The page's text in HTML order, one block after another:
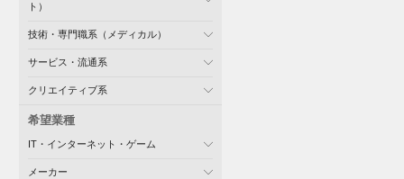
ト）
技術・専門職系（メディカル）
サービス・流通系
クリエイティブ系
希望業種
IT・インターネット・ゲーム
メーカー